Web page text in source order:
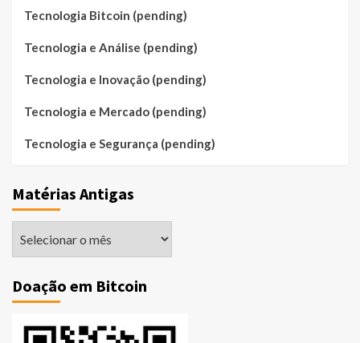
Tecnologia Bitcoin (pending)
Tecnologia e Análise (pending)
Tecnologia e Inovação (pending)
Tecnologia e Mercado (pending)
Tecnologia e Segurança (pending)
Matérias Antigas
Doação em Bitcoin